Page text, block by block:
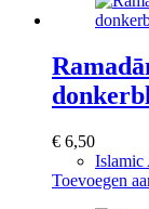
€ 6,50
Islamic
Toevoegen